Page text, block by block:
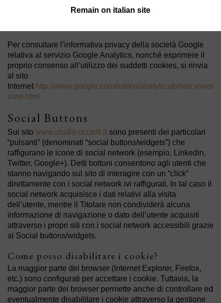
altro dato posseduto da Google. L’utente può, in qualsiasi
Per consultare l’informativa privacy della società Google
relativa al servizio Google Analytics, nonché esprimere il
proprio consenso all’utilizzo dei suddetti cookies, si rinvia
al sito
Internet http://www.google.com/intl/en/analytics/privacyover
view.html.
Social Buttons
Sul sito www.studio-uccelli.it sono presenti dei particolari
“pulsanti” (denominati “social buttons/widgets”) che
raffigurano le icone di social network (esempio, Linkedin,
Twitter, Google+). Detti bottoni consentono agli utenti che
stanno navigando sul sito di interagire con un “click”
direttamente con i social network ivi raffigurati. In tal caso il
social network acquisisce i dati relativi alla visita
dell’utente, mentre il Titolare non condividerà alcuna
informazione di navigazione o dato dell’utente acquisiti
attraverso i propri siti con i social network accessibili grazie
ai Social buttons/widgets.
Come posso disabilitare i cookie?
La maggior parte dei browser (Internet Explorer, Firefox,
etc.) sono configurati per accettare i cookie. Tuttavia, la
maggior parte dei browser permette anche di controllare ed
eventualmente disabilitare i cookie attraverso la gestione
Remain on italian site